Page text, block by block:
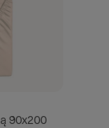
90x200